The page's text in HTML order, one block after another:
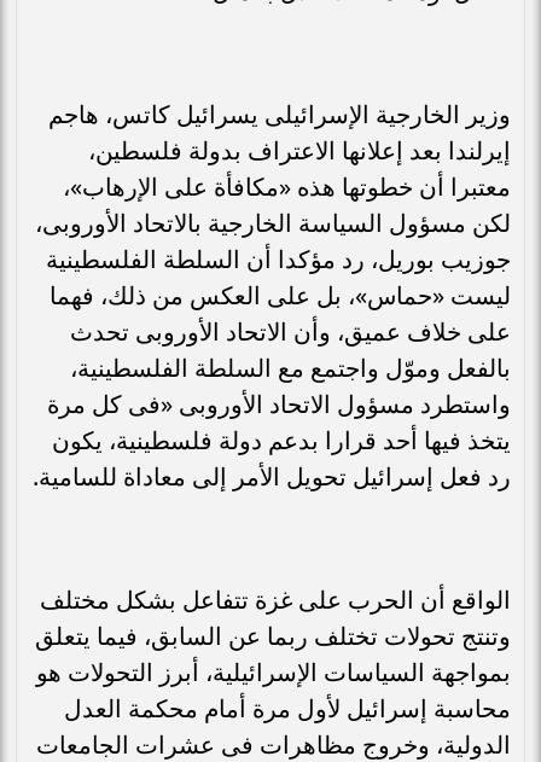
وزير الخارجية الإسرائيلى يسرائيل كاتس، هاجم
إيرلندا بعد إعلانها الاعتراف بدولة فلسطين،
معتبرا أن خطوتها هذه «مكافأة على الإرهاب»،
لكن مسؤول السياسة الخارجية بالاتحاد الأوروبى،
جوزيب بوريل، رد مؤكدا أن السلطة الفلسطينية
ليست «حماس»، بل على العكس من ذلك، فهما
على خلاف عميق، وأن الاتحاد الأوروبى تحدث
بالفعل وموّل واجتمع مع السلطة الفلسطينية،
واستطرد مسؤول الاتحاد الأوروبى «فى كل مرة
يتخذ فيها أحد قرارا بدعم دولة فلسطينية، يكون
رد فعل إسرائيل تحويل الأمر إلى معاداة للسامية.
الواقع أن الحرب على غزة تتفاعل بشكل مختلف
وتنتج تحولات تختلف ربما عن السابق، فيما يتعلق
بمواجهة السياسات الإسرائيلية، أبرز التحولات هو
محاسبة إسرائيل لأول مرة أمام محكمة العدل
الدولية، وخروج مظاهرات فى عشرات الجامعات